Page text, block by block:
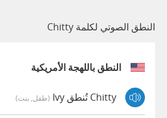
النطق الصوتي لكلمة Chitty
النطق باللهجة الأمريكية
Chitty تُنطق Ivy (طفل, بنت)